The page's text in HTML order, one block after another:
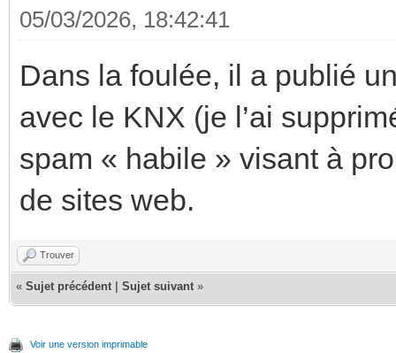
05/03/2026, 18:42:41
Dans la foulée, il a publié
avec le KNX (je l’ai
spam « habile » visant à
de sites web.
Trouver
« Sujet précédent Sujet suivant »
Voir une version imprimable